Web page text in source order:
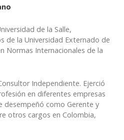
de la Salle,
de la Universidad Externado de
Normas Internacionales de la
Independiente. Ejerció
en diferentes empresas
desempeñó como Gerente y
otros cargos en Colombia,